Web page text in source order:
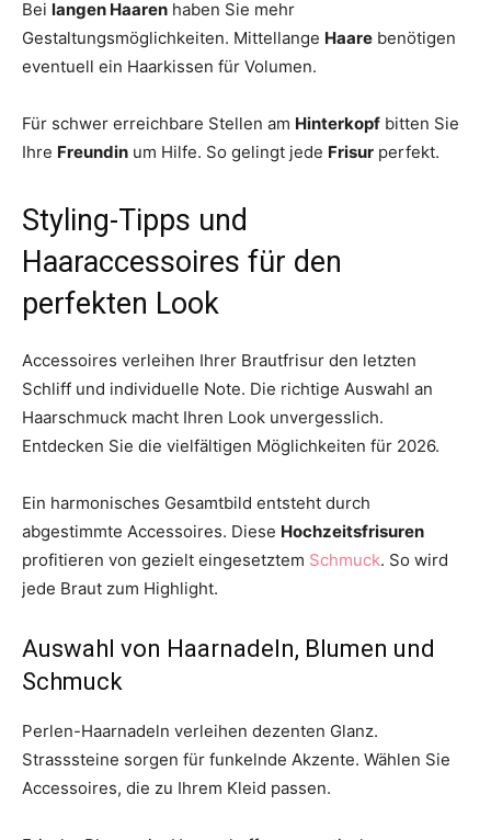
Bei langen Haaren haben Sie mehr
Gestaltungsmöglichkeiten. Mittellange Haare benötigen
eventuell ein Haarkissen für Volumen.
Für schwer erreichbare Stellen am Hinterkopf bitten Sie
Ihre Freundin um Hilfe. So gelingt jede Frisur perfekt.
Styling-Tipps und
Haaraccessoires für den
perfekten Look
Accessoires verleihen Ihrer Brautfrisur den letzten
Schliff und individuelle Note. Die richtige Auswahl an
Haarschmuck macht Ihren Look unvergesslich.
Entdecken Sie die vielfältigen Möglichkeiten für 2026.
Ein harmonisches Gesamtbild entsteht durch
abgestimmte Accessoires. Diese Hochzeitsfrisuren
profitieren von gezielt eingesetztem Schmuck. So wird
jede Braut zum Highlight.
Auswahl von Haarnadeln, Blumen und
Schmuck
Perlen-Haarnadeln verleihen dezenten Glanz.
Strasssteine sorgen für funkelnde Akzente. Wählen Sie
Accessoires, die zu Ihrem Kleid passen.